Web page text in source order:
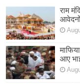
राम
आए